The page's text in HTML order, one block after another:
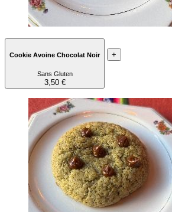
Cookie Avoine Chocolat Noir
Sans Gluten
3,50 €
+